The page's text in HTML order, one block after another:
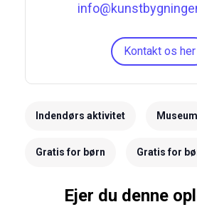
Kontakt os her
Indendørs aktivitet Museum
Gratis for børn Gratis for
Ejer du denne